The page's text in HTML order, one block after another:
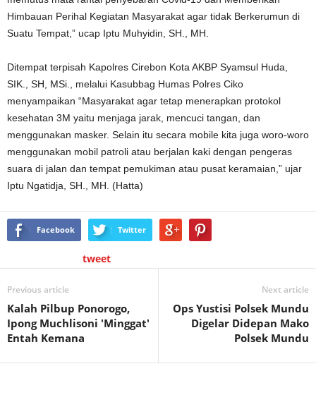
Himbauan Perihal Kegiatan Masyarakat agar tidak Berkerumun di
Suatu Tempat,” ucap Iptu Muhyidin, SH., MH.
Ditempat terpisah Kapolres Cirebon Kota AKBP Syamsul Huda,
SIK., SH, MSi., melalui Kasubbag Humas Polres Ciko
menyampaikan “Masyarakat agar tetap menerapkan protokol
kesehatan 3M yaitu menjaga jarak, mencuci tangan, dan
menggunakan masker. Selain itu secara mobile kita juga woro-woro
menggunakan mobil patroli atau berjalan kaki dengan pengeras
suara di jalan dan tempat pemukiman atau pusat keramaian,” ujar
Iptu Ngatidja, SH., MH. (Hatta)
Facebook Twitter
tweet
Previous article
Kalah Pilbup Ponorogo,
Ipong Muchlisoni 'Minggat'
Entah Kemana
Next article
Ops Yustisi Polsek Mundu
Digelar Didepan Mako
Polsek Mundu